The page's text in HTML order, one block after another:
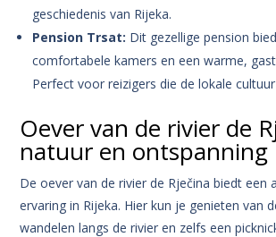
geschiedenis van Rijeka.
Pension Trsat: Dit gezellige pension
comfortabele kamers en een warme,
Perfect voor reizigers die de lokale
Oever van de rivier de
natuur en ontspanning
De oever van de rivier de Rječina biedt een
ervaring in Rijeka. Hier kun je genieten van
wandelen langs de rivier en zelfs een